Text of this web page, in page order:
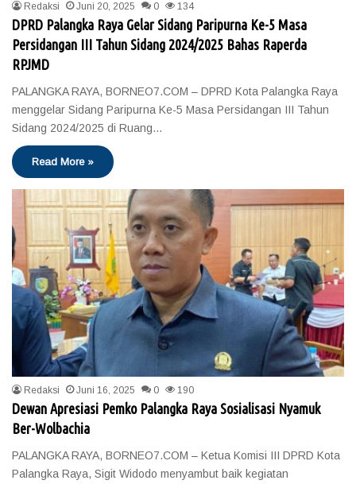
Redaksi Juni 20, 2025 0 134
DPRD Palangka Raya Gelar Sidang Paripurna Ke-5 Masa
Persidangan III Tahun Sidang 2024/2025 Bahas Raperda
RPJMD
PALANGKA RAYA, BORNEO7.COM – DPRD Kota Palangka Raya
menggelar Sidang Paripurna Ke-5 Masa Persidangan III Tahun
Sidang 2024/2025 di Ruang…
Read More »
Redaksi Juni 16, 2025 0 190
Dewan Apresiasi Pemko Palangka Raya Sosialisasi Nyamuk
Ber-Wolbachia
PALANGKA RAYA, BORNEO7.COM – Ketua Komisi III DPRD Kota
Palangka Raya, Sigit Widodo menyambut baik kegiatan